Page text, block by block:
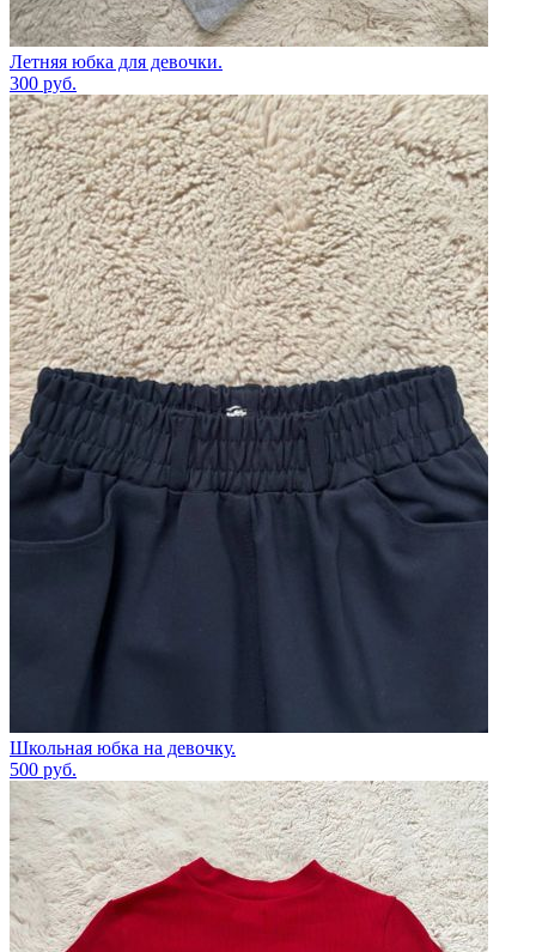
Летняя юбка для девочки.
300 руб.
Школьная юбка на девочку.
500 руб.